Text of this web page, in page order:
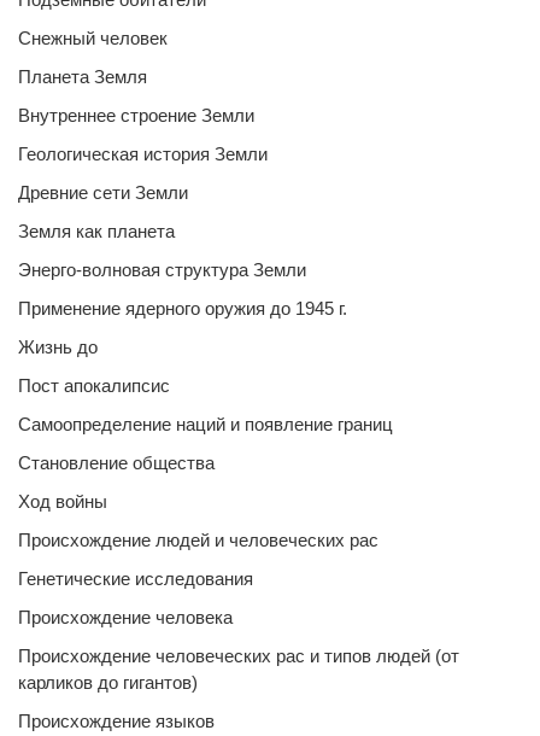
Снежный человек
Планета Земля
Внутреннее строение Земли
Геологическая история Земли
Древние сети Земли
Земля как планета
Энерго-волновая структура Земли
Применение ядерного оружия до 1945 г.
Жизнь до
Пост апокалипсис
Самоопределение наций и появление границ
Становление общества
Ход войны
Происхождение людей и человеческих рас
Генетические исследования
Происхождение человека
Происхождение человеческих рас и типов людей (от
карликов до гигантов)
Происхождение языков